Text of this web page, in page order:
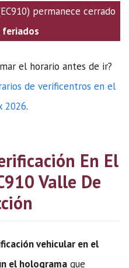
permanece cerrado
el horario antes de ir?
de verificentros en el
2026.
En El
Valle De
vehicular en el
el holograma que